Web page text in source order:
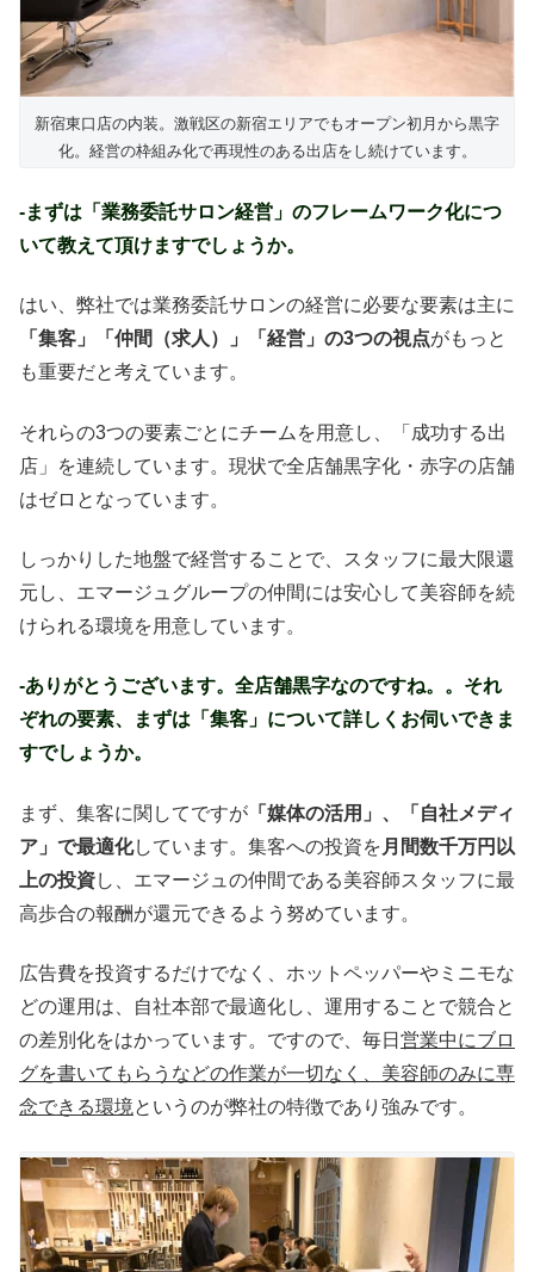
新宿東口店の内装。激戦区の新宿エリアでもオープン初月から黒字
化。経営の枠組み化で再現性のある出店をし続けています。
-まずは「業務委託サロン経営」のフレームワーク化につ
いて教えて頂けますでしょうか。
はい、弊社では業務委託サロンの経営に必要な要素は主に
「集客」「仲間（求人）」「経営」の3つの視点がもっと
も重要だと考えています。
それらの3つの要素ごとにチームを用意し、「成功する出
店」を連続しています。現状で全店舗黒字化・赤字の店舗
はゼロとなっています。
しっかりした地盤で経営することで、スタッフに最大限還
元し、エマージュグループの仲間には安心して美容師を続
けられる環境を用意しています。
-ありがとうございます。全店舗黒字なのですね。。それ
ぞれの要素、まずは「集客」について詳しくお伺いできま
すでしょうか。
まず、集客に関してですが 「媒体の活用」、「自社メディ
ア」で最適化しています。集客への投資を 月間数千万円以
上の投資し、エマージュの仲間である美容師スタッフに最
高歩合の報酬が還元できるよう努めています。
広告費を投資するだけでなく、ホットペッパーやミニモな
どの運用は、自社本部で最適化し、運用することで競合と
の差別化をはかっています。ですので、毎日 営業中にブロ
グを書いてもらうなどの作業が一切なく、美容師のみに専
念できる環境というのが弊社の特徴であり強みです。